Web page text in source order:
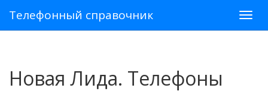
Телефонный справочник
Новая Лида. Телефоны